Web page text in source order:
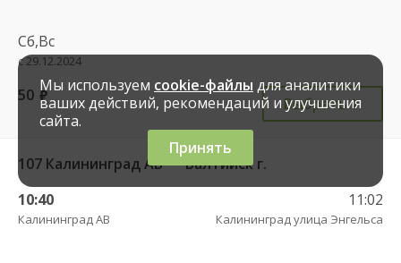
Сб,Вс
с 29.12.2024
50 руб. Выбрать
107 Калининград АВ — Балтийск г.
10:40
Калининград АВ
11:02
Калининград улица Энгельса
Мы используем cookie-файлы для аналитики
ваших действий, рекомендаций и улучшения
сайта.
Принять